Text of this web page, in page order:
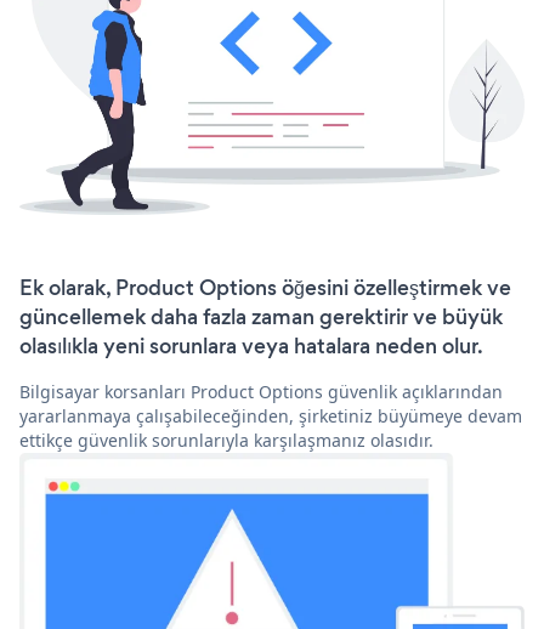
Ek olarak, Product Options öğesini özelleştirmek ve
güncellemek daha fazla zaman gerektirir ve büyük
olasılıkla yeni sorunlara veya hatalara neden olur.
Bilgisayar korsanları Product Options güvenlik açıklarından
yararlanmaya çalışabileceğinden, şirketiniz büyümeye devam
ettikçe güvenlik sorunlarıyla karşılaşmanız olasıdır.